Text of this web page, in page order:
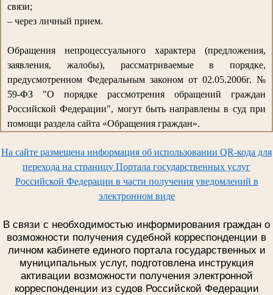
связи;
– через личный прием.
Обращения непроцессуального характера (предложения,
заявления, жалобы), рассматриваемые в порядке,
предусмотренном Федеральным законом от 02.05.2006г. №
59-ФЗ "О порядке рассмотрения обращений граждан
Российской Федерации", могут быть направлены в суд при
помощи раздела сайта «Обращения граждан».
На сайте размещена информация об использовании QR-кода для
перехода на страницу Портала государственных услуг
Российской Федерации в части получения уведомлений в
электронном виде
В связи с необходимостью информирования граждан о
возможности получения судебной корреспонденции в
личном кабинете единого портала государственных и
муниципальных услуг, подготовлена инструкция
активации возможности получения электронной
корреспонденции из судов Российской Федерации